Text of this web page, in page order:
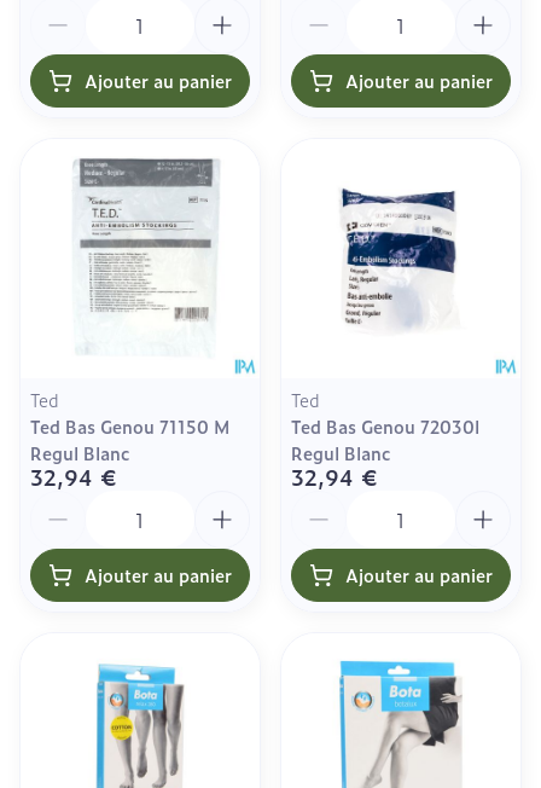
Ajouter au panier Ajouter au panier
Ted
Ted Bas Genou 71150 M
Regul Blanc
32,94 €
Ajouter au panier
Ted
Ted Bas Genou 72030l
Regul Blanc
32,94 €
Ajouter au panier